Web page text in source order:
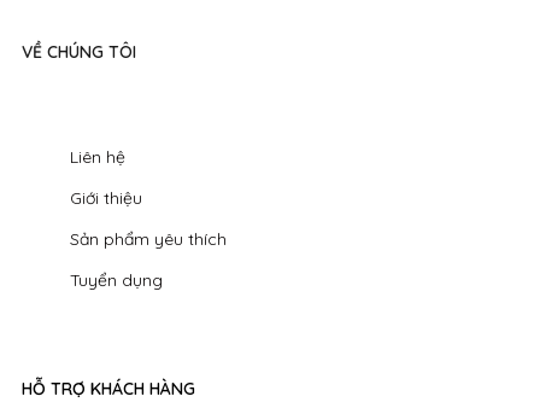
VỀ CHÚNG TÔI
Liên hệ
Giới thiệu
Sản phẩm yêu thích
Tuyển dụng
HỖ TRỢ KHÁCH HÀNG